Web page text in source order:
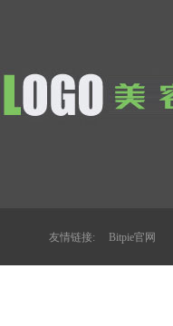
友情链接: Bitpie官网